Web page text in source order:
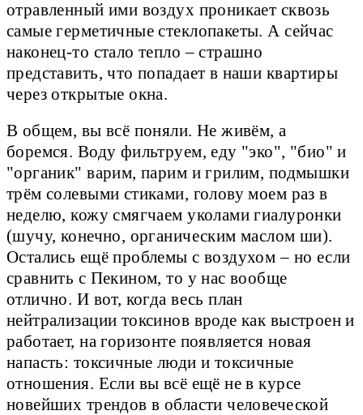
отравленный ими воздух проникает сквозь
самые герметичные стеклопакеты. А сейчас
наконец-то стало тепло – страшно
представить, что попадает в наши квартиры
через открытые окна.
В общем, вы всё поняли. Не живём, а
боремся. Воду фильтруем, еду "эко", "био" и
"органик" варим, парим и грилим, подмышки
трём солевыми стиками, голову моем раз в
неделю, кожу смягчаем уколами гиалуронки
(шучу, конечно, органическим маслом ши).
Остались ещё проблемы с воздухом – но если
сравнить с Пекином, то у нас вообще
отлично. И вот, когда весь план
нейтрализации токсинов вроде как выстроен и
работает, на горизонте появляется новая
напасть: токсичные люди и токсичные
отношения. Если вы всё ещё не в курсе
новейших трендов в области человеческой